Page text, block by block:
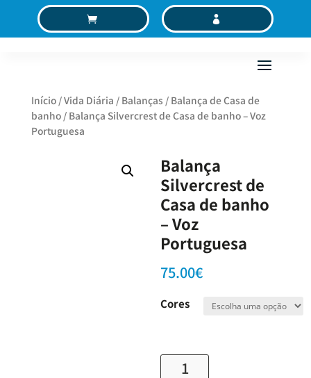
C MC
Início/Vida Diária / Balanças / Balança de Casa de
banho/ Balança Silvercrest de Casa de banho – Voz
Portuguesa
Balança
Silvercrest de
Casa de banho
– Voz
Portuguesa
75.00€
Cores
Quantidade